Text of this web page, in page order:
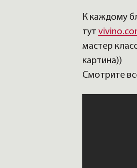
К каждому
тут
мастер
картина))
Смотрите